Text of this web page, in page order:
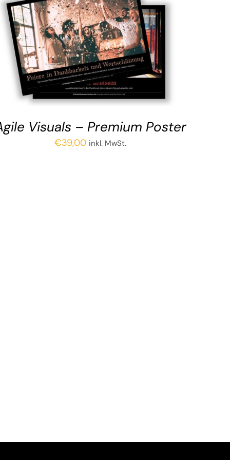
Visu­als – Pre­mi­um Poster
€39,00 inkl. MwSt.